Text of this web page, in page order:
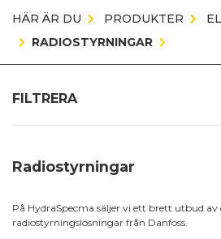
HÄR ÄR DU PRODUKTER
RADIOSTYRNINGAR
FILTRERA
Radiostyrningar
På HydraSpecma säljer vi ett brett utbud av
radiostyrningslösningar från Danfoss.